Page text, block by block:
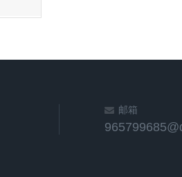
邮箱